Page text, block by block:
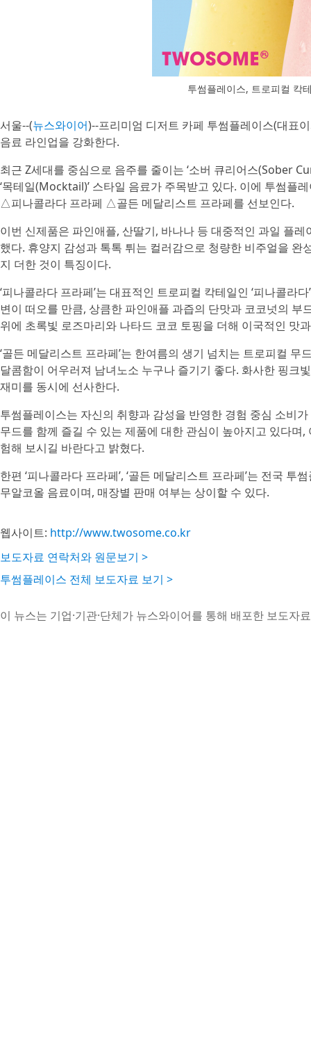
투썸플레이스, 트로피컬 칵
서울--(뉴스와이어)--프리미엄 디저트 카페 투썸플레이스(대표
음료 라인업을 강화한다.
최근 Z세대를 중심으로 음주를 줄이는 ‘소버 큐리어스(Sober
‘목테일(Mocktail)’ 스타일 음료가 주목받고 있다. 이에 투썸플
△피나콜라다 프라페 △골든 메달리스트 프라페를 선보인다.
이번 신제품은 파인애플, 산딸기, 바나나 등 대중적인 과일 플
했다. 휴양지 감성과 톡톡 튀는 컬러감으로 청량한 비주얼을
지 더한 것이 특징이다.
‘피나콜라다 프라페’는 대표적인 트로피컬 칵테일인 ‘피나콜
변이 떠오를 만큼, 상큼한 파인애플 과즙의 단맛과 코코넛의
위에 초록빛 로즈마리와 나타드 코코 토핑을 더해 이국적인 맛
‘골든 메달리스트 프라페’는 한여름의 생기 넘치는 트로피컬
달콤함이 어우러져 남녀노소 누구나 즐기기 좋다. 화사한 핑크
재미를 동시에 선사한다.
투썸플레이스는 자신의 취향과 감성을 반영한 경험 중심 소비
무드를 함께 즐길 수 있는 제품에 대한 관심이 높아지고 있다
험해 보시길 바란다고 밝혔다.
한편 ‘피나콜라다 프라페’, ‘골든 메달리스트 프라페’는 전국
무알코올 음료이며, 매장별 판매 여부는 상이할 수 있다.
웹사이트: http://www.twosome.co.kr
보도자료 연락처와 원문보기 >
투썸플레이스 전체 보도자료 보기 >
이 뉴스는 기업·기관·단체가 뉴스와이어를 통해 배포한 보도자